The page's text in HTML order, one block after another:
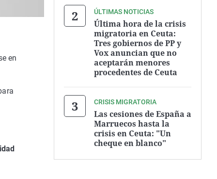
en
ÚLTIMAS NOTICIAS
Última hora de la crisis
migratoria en Ceuta:
Tres gobiernos de PP y
Vox anuncian que no
aceptarán menores
procedentes de Ceuta
CRISIS MIGRATORIA
Las cesiones de España a
Marruecos hasta la
crisis en Ceuta: "Un
cheque en blanco"